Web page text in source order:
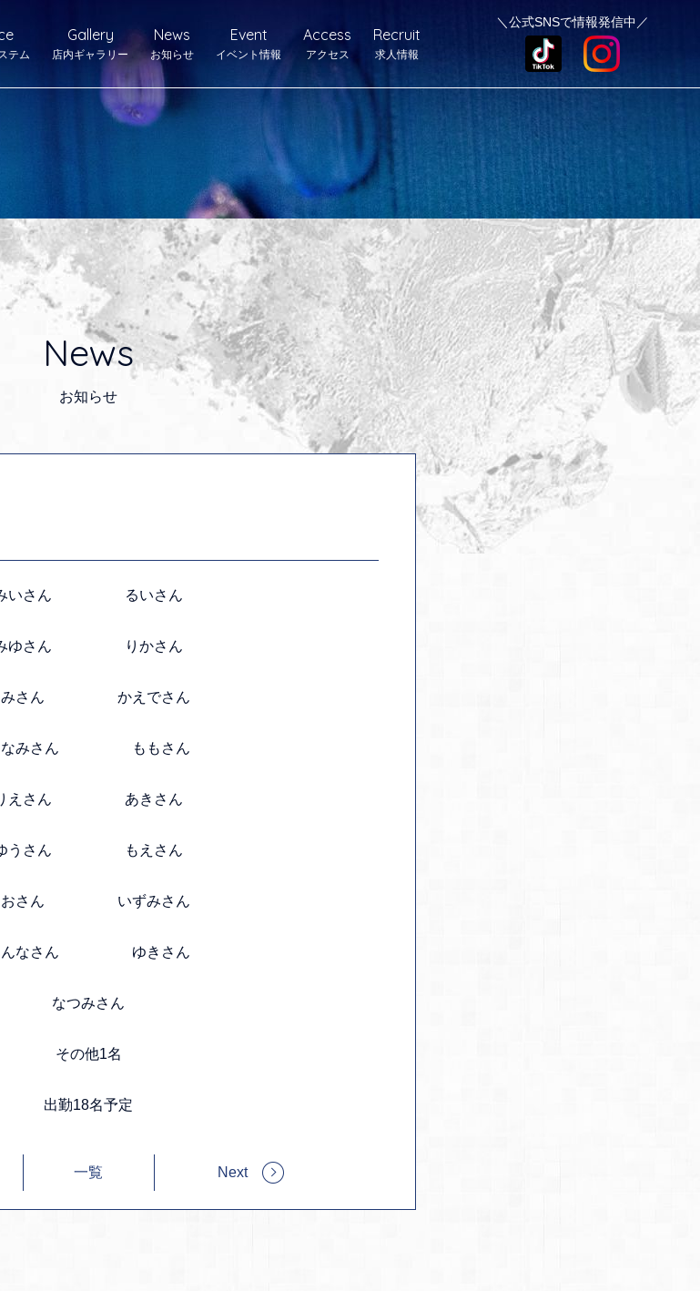
テム
Gallery
店内ギャラリー
News
お知らせ
Event
イベント情報
Access
アクセス
Recruit
求人情報
＼公式SNSで情報発信中／
News
お知らせ
いさん るいさん
ゆさん りかさん
みさん かえでさん
なみさん ももさん
えさん あきさん
うさん もえさん
おさん いずみさん
んなさん ゆきさん
なつみさん
その他1名
出勤18名予定
一覧 Next